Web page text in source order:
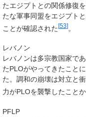
たエジプトとの関係修復
たな軍事同盟をエジプト
ことが確認された [53] 。
レバノン
レバノンは多宗教国家で
たPLOがやってきたこと
た。調和の崩壊は対立と
力がPLOを襲撃したこと
PFLP